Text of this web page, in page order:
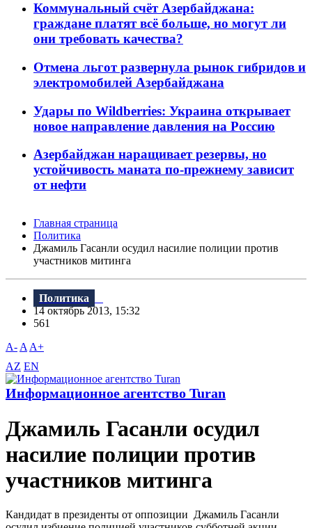
Коммунальный счёт Азербайджана:
граждане платят всё больше, но могут ли
они требовать качества?
Отмена льгот развернула рынок гибридов и
электромобилей Азербайджана
Удары по Wildberries: Украина открывает
новое направление давления на Россию
Азербайджан наращивает резервы, но
устойчивость маната по-прежнему зависит
от нефти
Главная страница
Политика
Джамиль Гасанли осудил насилие полиции против
участников митинга
Политика
14 октябрь 2013, 15:32
561
A- A A+
AZ EN
Информационное агентство Turan
Джамиль Гасанли осудил
насилие полиции против
участников митинга
Кандидат в президенты от оппозиции Джамиль Гасанли